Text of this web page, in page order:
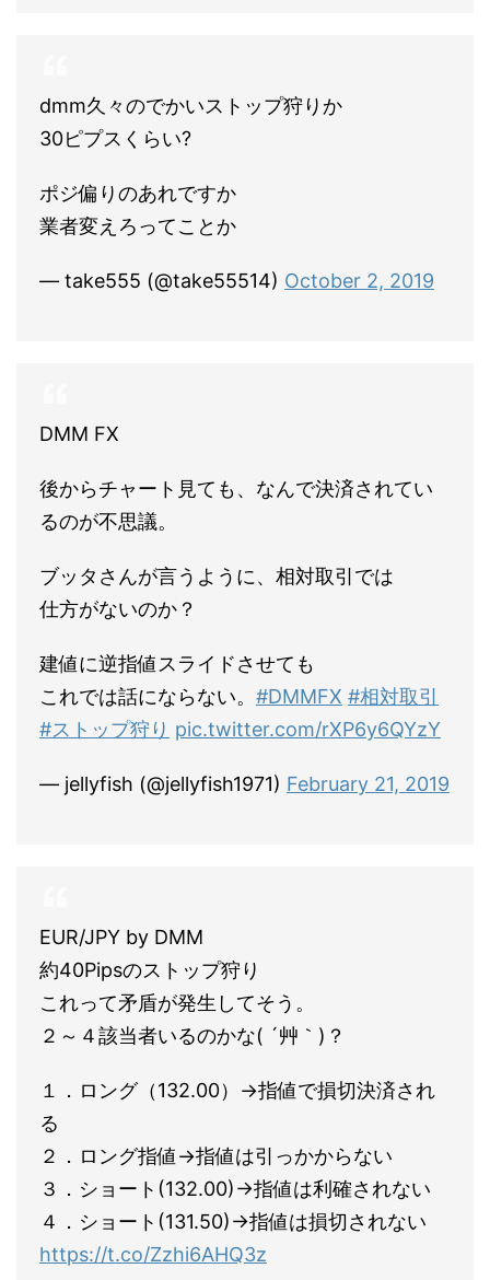
dmm久々のでかいストップ狩りか
30ピプスくらい?
ポジ偏りのあれですか
業者変えろってことか
— take555 (@take55514) October 2, 2019
DMM FX
後からチャート見ても、なんで決済されてい
るのが不思議。
ブッタさんが言うように、相対取引では
仕方がないのか？
建値に逆指値スライドさせても
これでは話にならない。 #DMMFX #相対取引
#ストップ狩り pic.twitter.com/rXP6y6QYzY
— jellyfish (@jellyfish1971) February 21, 2019
EUR/JPY by DMM
約40Pipsのストップ狩り
これって矛盾が発生してそう。
２～４該当者いるのかな( ´艸｀)？
１．ロング（132.00）→指値で損切決済され
る
２．ロング指値→指値は引っかからない
３．ショート(132.00)→指値は利確されない
４．ショート(131.50)→指値は損切されない
https://t.co/Zzhi6AHQ3z